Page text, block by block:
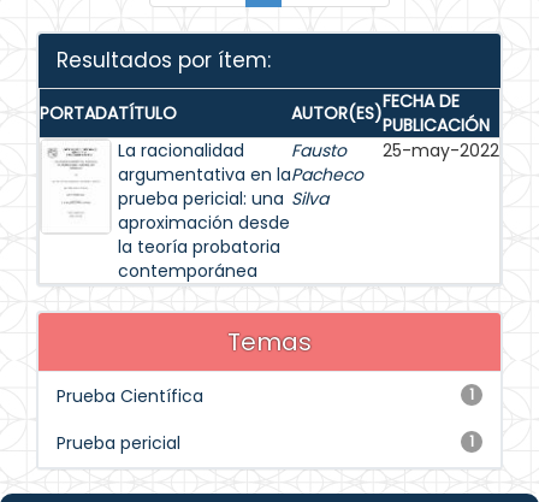
Resultados por ítem:
PORTADATÍTULO AUTOR(ES)FECHA DE
PUBLICACIÓN
La racionalidad
argumentativa en la
prueba pericial: una
aproximación desde
la teoría probatoria
contemporánea
Fausto
Pacheco
Silva
25-may-2022
Temas
1
Prueba Científica
1
Prueba pericial